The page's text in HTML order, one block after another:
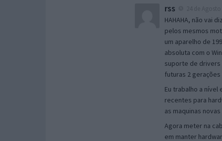
rss
HAHAHA, não vai
pelos mesmos
um aparelho de
absoluta com o
suporte de drivers
futuras 2
Eu trabalho a nível
recentes para
as maquinas
Agora meter na
em manter